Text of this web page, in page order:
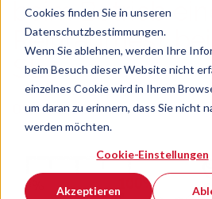
Cookies finden Sie in unseren
Datenschutzbestimmungen.
Wenn Sie ablehnen, werden Ihre
beim Besuch dieser Website nicht
einzelnes Cookie wird in Ihrem
um daran zu erinnern, dass Sie nicht
werden möchten.
Cookie-Einstellungen
Akzeptieren
beim Betrieb
Reinraumes?
SE
03.02.2026